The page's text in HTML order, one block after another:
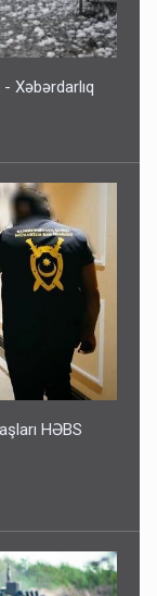
Xəbərdarlıq
HƏBS